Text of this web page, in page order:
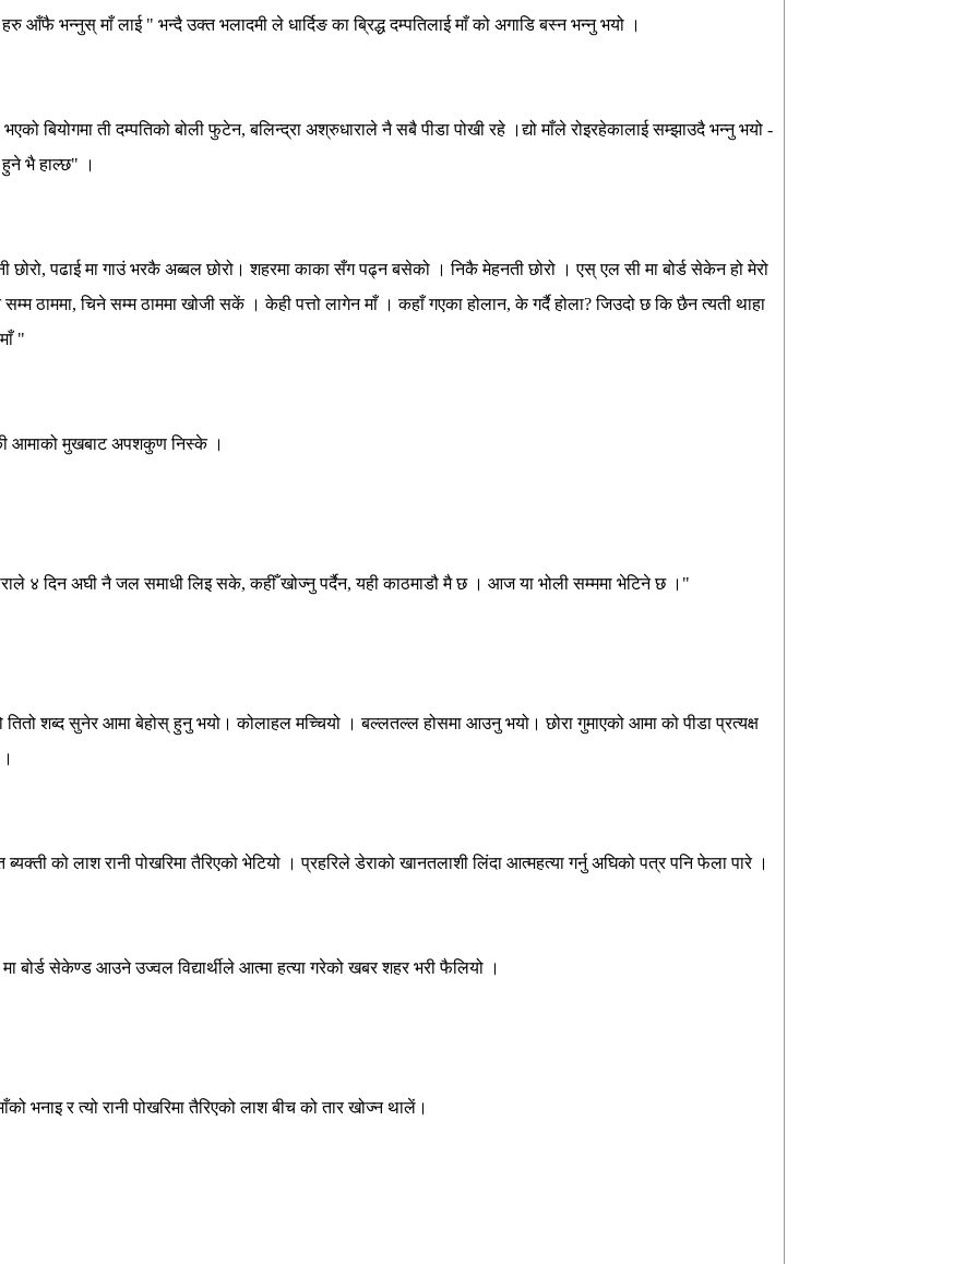
आँफै भन्नुस् माँ लाई " भन्दै उक्त भलादमी ले धार्दिङ का ब्रिद्ध दम्पतिलाई माँ को अगाडि बस्न भन्नु भयो ।
भएको बियोगमा ती दम्पतिको बोली फुटेन, बलिन्द्रा अश्रुधाराले नै सबै पीडा पोखी रहे ।द्यो माँले रोइरहेकालाई सम्झाउदै भन्नु भयो -
भै हाल्छ" ।
छोरो, पढाई मा गाउं भरकै अब्बल छोरो। शहरमा काका सँग पढ्न बसेको । निकै मेहनती छोरो । एस् एल सी मा बोर्ड सेकेन हो मेरो
सम्म ठाममा, चिने सम्म ठाममा खोजी सकें । केही पत्तो लागेन माँ । कहाँ गएका होलान, के गर्दै होला? जिउदो छ कि छैन त्यती थाहा
"
आमाको मुखबाट अपशकुण निस्के ।
४ दिन अघी नै जल समाधी लिइ सके, कहीँ खोज्नु पर्दैन, यही काठमाडौ मै छ । आज या भोली सम्ममा भेटिने छ ।"
तितो शब्द सुनेर आमा बेहोस् हुनु भयो। कोलाहल मच्चियो । बल्लतल्ल होसमा आउनु भयो। छोरा गुमाएको आमा को पीडा प्रत्यक्ष
को लाश रानी पोखरिमा तैरिएको भेटियो । प्रहरिले डेराको खानतलाशी लिंदा आत्महत्या गर्नु अघिको पत्र पनि फेला पारे ।
बोर्ड सेकेण्ड आउने उज्वल विद्यार्थीले आत्मा हत्या गरेको खबर शहर भरी फैलियो ।
भनाइ र त्यो रानी पोखरिमा तैरिएको लाश बीच को तार खोज्न थालें।